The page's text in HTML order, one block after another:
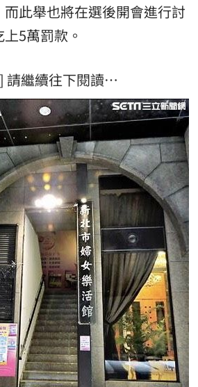
而此舉也將在選後開會進行討
5萬罰款。
請繼續往下閱讀…